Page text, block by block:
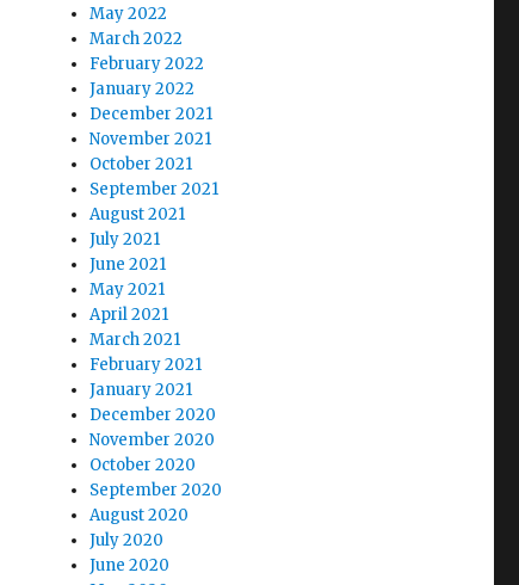
May 2022
March 2022
February 2022
January 2022
December 2021
November 2021
October 2021
September 2021
August 2021
July 2021
June 2021
May 2021
April 2021
March 2021
February 2021
January 2021
December 2020
November 2020
October 2020
September 2020
August 2020
July 2020
June 2020